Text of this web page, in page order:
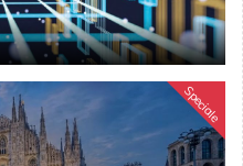
Speciale